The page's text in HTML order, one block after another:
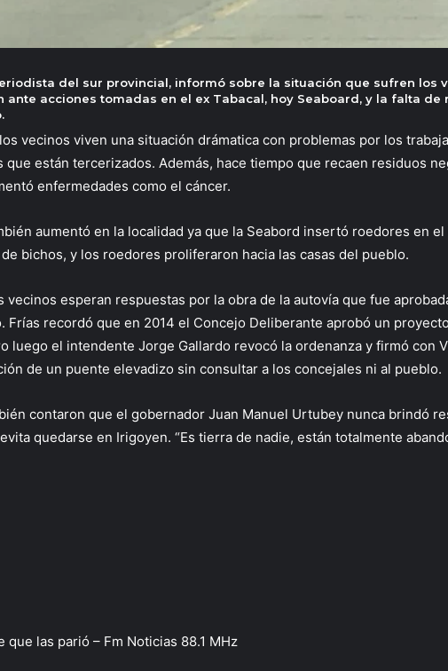
del sur provincial, informó sobre la situación que sufren los
ante acciones tomadas en el ex Tabacal, hoy Seaboard, y la falta de
vecinos viven una situación drámatica con problemas por los
que están tercerizados. Además, hace tiempo que recaen residuos
enfermedades como el cáncer.
aumentó en la localidad ya que la Seabord insertó roedores en
bichos, y los roedores proliferaron hacia las casas del pueblo.
vecinos esperan respuestas por la obra de la autovía que fue
Frías recordó que en 2014 el Concejo Deliberante aprobó un
luego el intendente Jorge Gallardo revocó la ordenanza y firmó con
de un puente elevadizo sin consultar a los concejales ni al pueblo.
contaron que el gobernador Juan Manuel Urtubey nunca brindó
quedarse en Irigoyen. “Es tierra de nadie, están totalmente
que las parió – Fm Noticias 88.1 MHz